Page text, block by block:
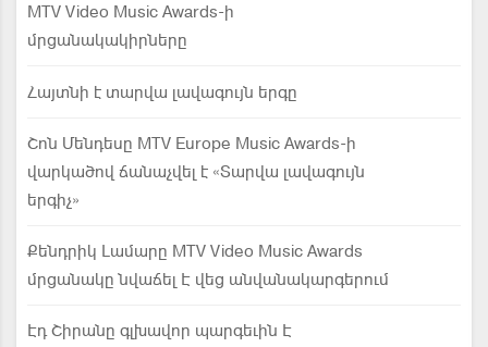
MTV Video Music Awards-ի
մրցանակակիրները
Հայտնի է տարվա լավագույն երգը
Շոն Մենդեսը MTV Europe Music Awards-ի
վարկածով ճանաչվել է «Տարվա լավագույն
երգիչ»
Քենդրիկ Լամարը MTV Video Music Awards
մրցանակը նվաճել Է վեց անվանակարգերում
Էդ Շիրանը գլխավոր պարգեւին Է